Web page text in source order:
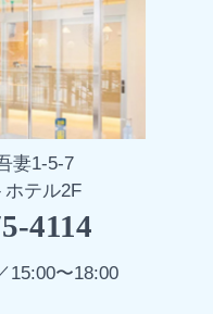
妻1-5-7
テル2F
4114
15:00〜18:00